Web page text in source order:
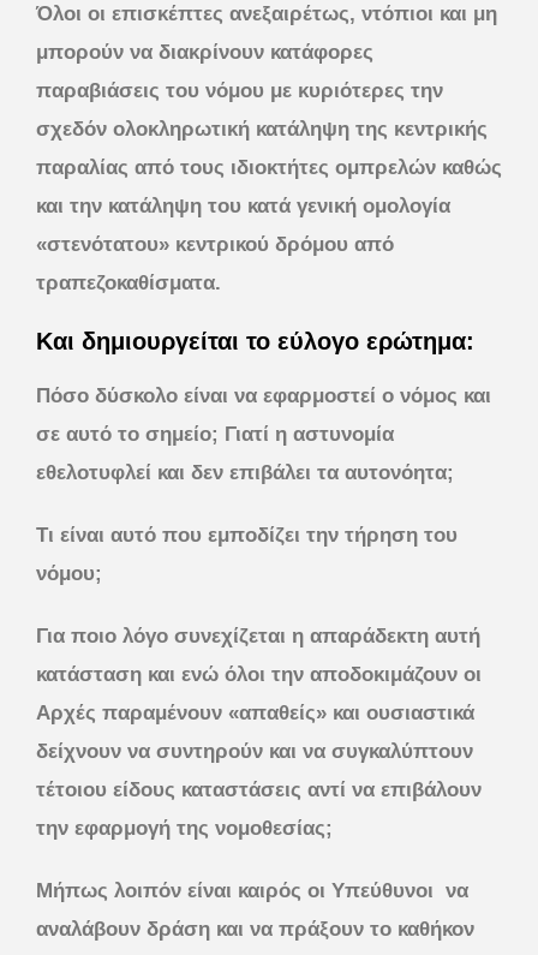
Όλοι οι επισκέπτες ανεξαιρέτως, ντόπιοι και μη
μπορούν να διακρίνουν κατάφορες
παραβιάσεις του νόμου με κυριότερες την
σχεδόν ολοκληρωτική κατάληψη της κεντρικής
παραλίας από τους ιδιοκτήτες ομπρελών καθώς
και την κατάληψη του κατά γενική ομολογία
«στενότατου» κεντρικού δρόμου από
τραπεζοκαθίσματα.
Και δημιουργείται το εύλογο ερώτημα:
Πόσο δύσκολο είναι να εφαρμοστεί ο νόμος και
σε αυτό το σημείο; Γιατί η αστυνομία
εθελοτυφλεί και δεν επιβάλει τα αυτονόητα;
Τι είναι αυτό που εμποδίζει την τήρηση του
νόμου;
Για ποιο λόγο συνεχίζεται η απαράδεκτη αυτή
κατάσταση και ενώ όλοι την αποδοκιμάζουν οι
Αρχές παραμένουν «απαθείς» και ουσιαστικά
δείχνουν να συντηρούν και να συγκαλύπτουν
τέτοιου είδους καταστάσεις αντί να επιβάλουν
την εφαρμογή της νομοθεσίας;
Μήπως λοιπόν είναι καιρός οι Υπεύθυνοι να
αναλάβουν δράση και να πράξουν το καθήκον